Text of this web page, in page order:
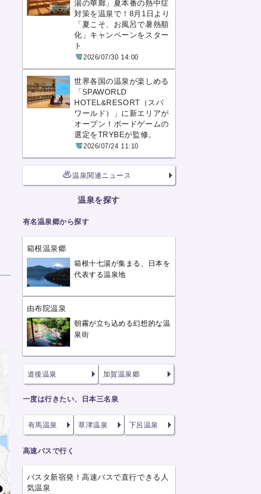
湯の華廊」夏本番の熱中症
対策を温泉で！8月1日より
「夏こそ、お風呂で暑熱順
化」キャンペーンをスター
ト
2026/07/30 14:00
世界各国の温泉が楽しめる
「SPAWORLD
HOTEL&RESORT（スパ
ワールド）」に新エリアが
オープン！ボードゲームの
選定をTRYBEが監修。
2026/07/24 11:10
温泉関連ニュース
温泉を探す
有名温泉郷から探す
箱根温泉郷
箱根十七湯が集まる、日本を
代表する温泉地
由布院温泉
朝霧が立ち込める幻想的な温
泉街
道後温泉 加賀温泉郷
一度は行きたい、日本三名泉
有馬温泉 草津温泉 下呂温泉
高速バスで行く
バスタ新宿発！高速バスで直行できる人
気温泉